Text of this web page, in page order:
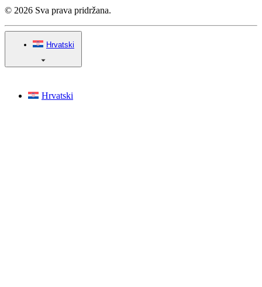
© 2026 Sva prava pridržana.
Hrvatski
Hrvatski